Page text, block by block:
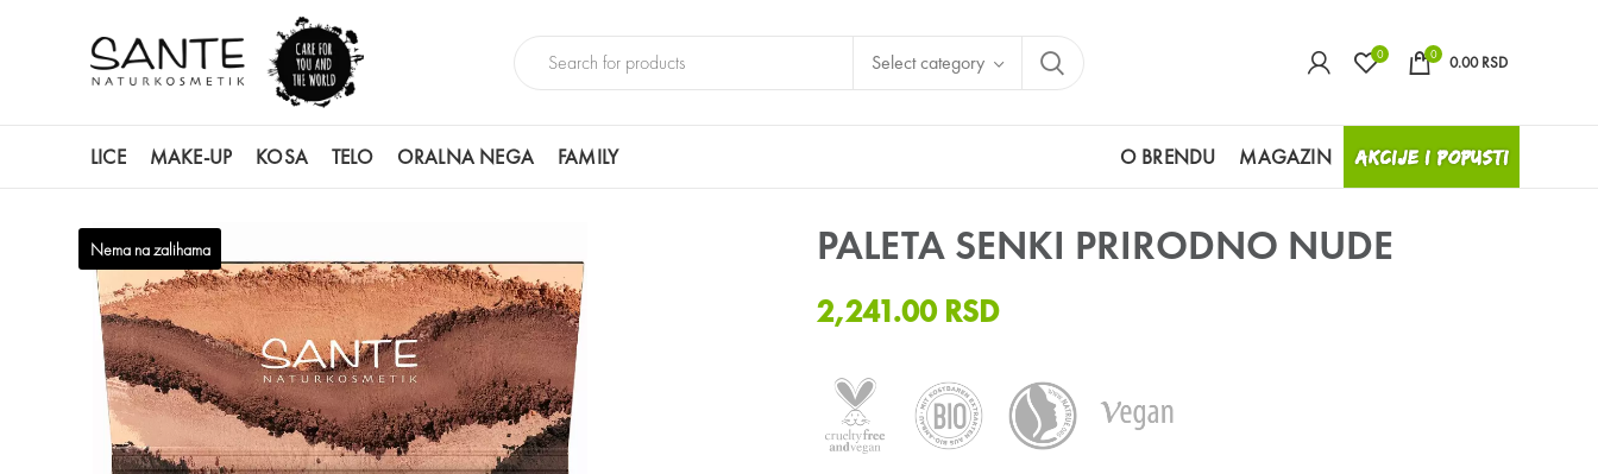
Select category 0 0 0.00RSD
LICE MAKE-UP KOSA TELO ORALNA NEGA FAMILY O BRENDU MAGAZIN AKCIJE I POPUSTI
Nema na zalihama PALETA SENKI PRIRODNO NUDE
2,241.00 RSD